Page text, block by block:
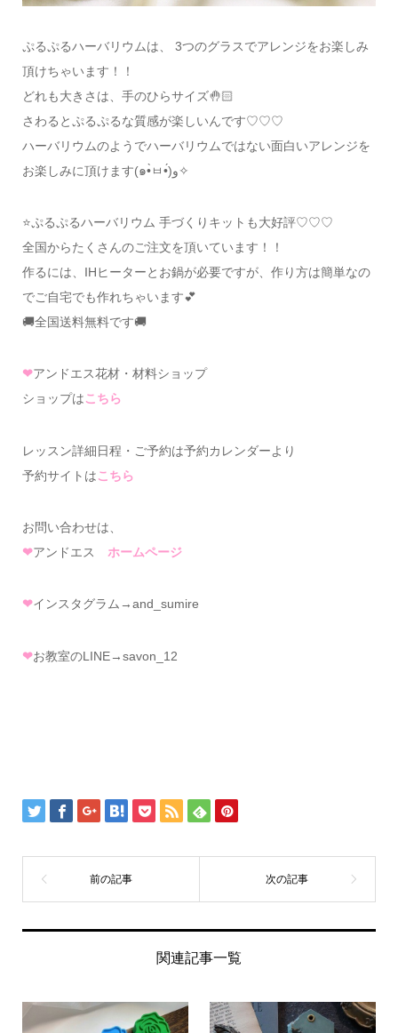
ぷるぷるハーバリウムは、 3つのグラスでアレンジをお楽しみ
頂けちゃいます！！
どれも大きさは、手のひらサイズ🤚🏻
さわるとぷるぷるな質感が楽しいんです♡♡♡
ハーバリウムのようでハーバリウムではない面白いアレンジを
お楽しみに頂けます(๑•̀ㅂ•́)و✧
⭐ぷるぷるハーバリウム 手づくりキットも大好評♡♡♡
全国からたくさんのご注文を頂いています！！
作るには、IHヒーターとお鍋が必要ですが、作り方は簡単なの
でご自宅でも作れちゃいます💕
🚚全国送料無料です🚚
❤アンドエス花材・材料ショップ
ショップはこちら
レッスン詳細日程・ご予約は予約カレンダーより
予約サイトはこちら
お問い合わせは、
❤アンドエス ホームページ
❤インスタグラム→and_sumire
❤お教室のLINE→savon_12
関連記事一覧